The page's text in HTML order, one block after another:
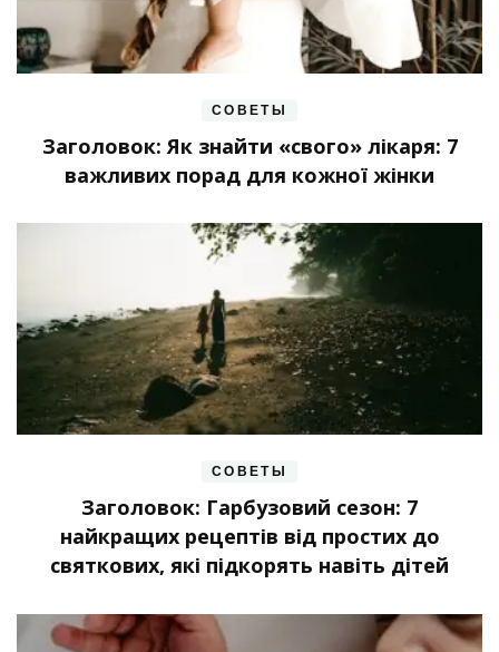
СОВЕТЫ
Заголовок: Як знайти «свого» лікаря: 7
важливих порад для кожної жінки
СОВЕТЫ
Заголовок: Гарбузовий сезон: 7
найкращих рецептів від простих до
святкових, які підкорять навіть дітей